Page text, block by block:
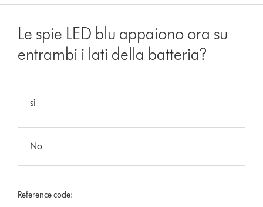
Le spie LED blu appaiono ora su
entrambi i lati della batteria?
sì
No
Reference code: